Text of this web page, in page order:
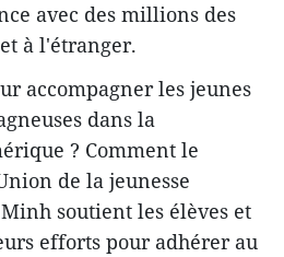
avec des millions des
à l'étranger.
accompagner les jeunes
dans la
? Comment le
de la jeunesse
soutient les élèves et
efforts pour adhérer au